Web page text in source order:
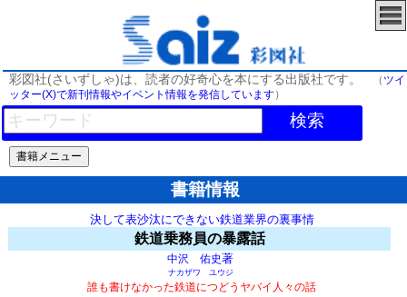
彩図社(さいずしゃ)は、読者の好奇心を本にする出版社です。 （ ツイ
ッター(X)で新刊情報やイベント情報を発信しています）
検索
書籍情報
決して表沙汰にできない鉄道業界の裏事情
鉄道乗務員の暴露話
中沢 佑史著
ナカザワ ユウジ
誰も書けなかった鉄道につどうヤバイ人々の話